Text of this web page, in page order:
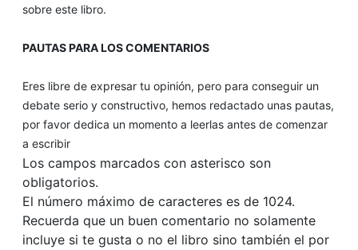
sobre este libro.
PAUTAS PARA LOS COMENTARIOS
Eres libre de expresar tu opinión, pero para conseguir un
debate serio y constructivo, hemos redactado unas pautas,
por favor dedica un momento a leerlas antes de comenzar
a escribir
Los campos marcados con asterisco son
obligatorios.
El número máximo de caracteres es de 1024.
Recuerda que un buen comentario no solamente
incluye si te gusta o no el libro sino también el por